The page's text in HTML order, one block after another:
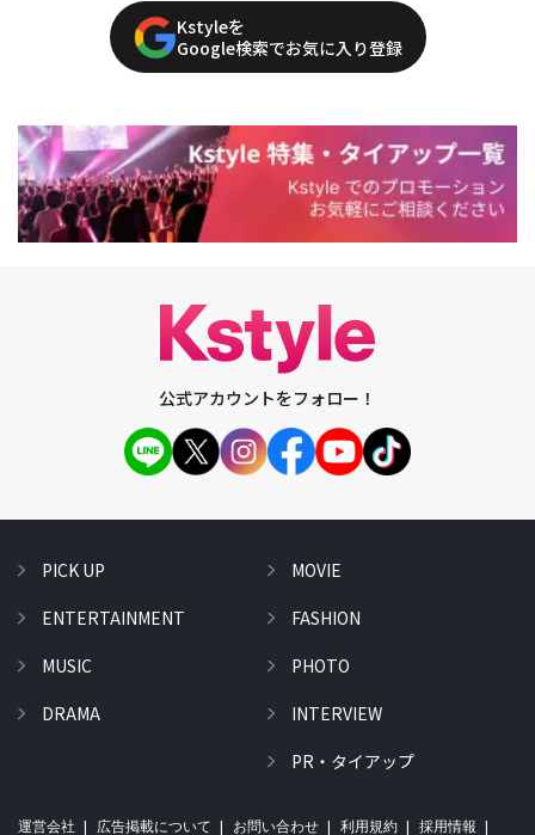
Kstyleを
Google検索でお気に入り登録
公式アカウントをフォロー！
PICK UP
ENTERTAINMENT
MUSIC
DRAMA
MOVIE
FASHION
PHOTO
INTERVIEW
PR・タイアップ
運営会社 広告掲載について お問い合わせ 利用規約 採用情報